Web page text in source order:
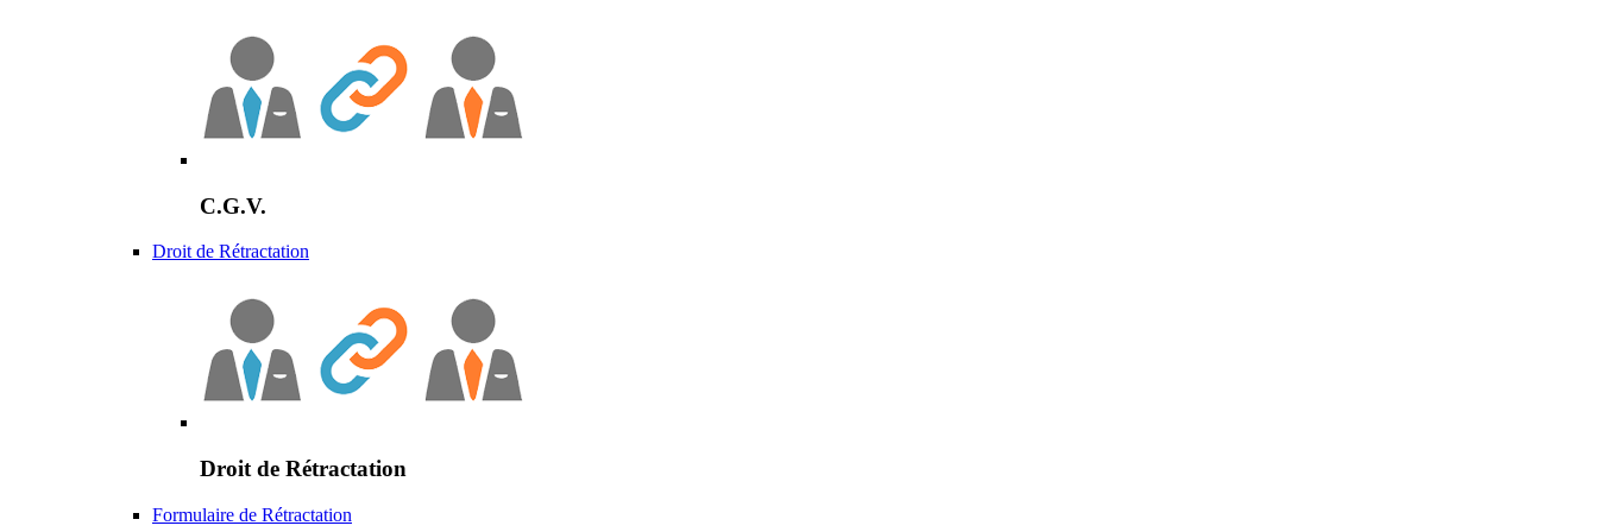
C.G.V.
Droit de Rétractation
Droit de Rétractation
Formulaire de Rétractation